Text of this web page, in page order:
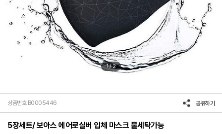
1/2
상품번호 B0005446 공유하기
5장세트/ 보아스 에어로실버 입체 마스크 물세탁가능